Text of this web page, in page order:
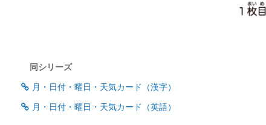
同シリーズ
月・日付・曜日・天気カード（漢字）
月・日付・曜日・天気カード（英語）